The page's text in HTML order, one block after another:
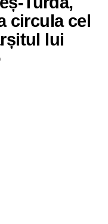
circula cel
lui